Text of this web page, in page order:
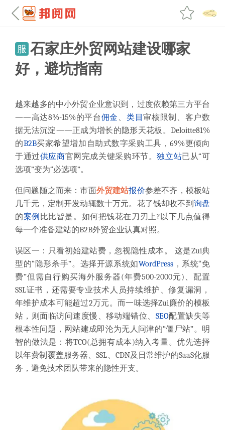
服 石家庄外贸网站建设哪家
好，避坑指南
越来越多的中小外贸企业意识到，过度依赖第三方平台
——高达8%-15%的平台佣金 、 类目审核限制、客户数
据无法沉淀——正成为增长的隐形天花板。Deloitte81%
的B2B买家希望增加自助式数字采购工具，69%更倾向
于通过供应商官网完成关键采购环节。独立站已从“可
选项”变为“必选项”。
但问题随之而来：市面外贸建站报价参差不齐，模板站
几千元，定制开发动辄数十万元。花了钱却收不到 询盘
的案例 比比皆是。如何把钱花在刀刃上?以下几点值得
每一个准备建站的B2B外贸企业认真对照。
误区一：只看初始建站费，忽视隐性成本。 这是Zui典
型的“隐形杀手”。选择开源系统如WordPress，系统“免
费”但需自行购买海外服务器(年费500-2000元)、配置
SSL证书，还需要专业技术人员持续维护、修复漏洞，
年维护成本可能超过2万元。而一味选择Zui廉价的模板
站，则面临访问速度慢、移动端错位、 SEO配置缺失等
根本性问题，网站建成即沦为无人问津的“僵尸站”。明
智的做法是：将TCO(总拥有成本)纳入考量。优先选择
以年费制覆盖服务器、SSL、CDN及日常维护的SaaS化服
务，避免技术团队带来的隐性开支。